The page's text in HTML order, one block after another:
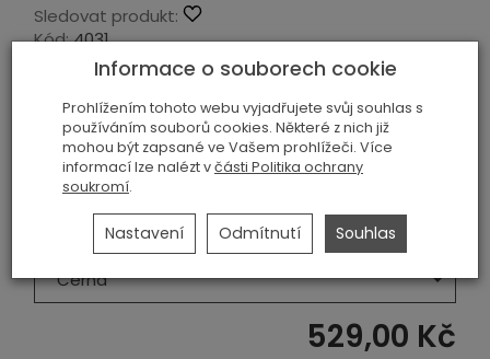
Sledovat produkt:
Kód:4031
Výrobce: BAG STREET
Historie ceny
Materiál
Polyester
Černá
529,00 Kč
Informace o souborech cookie
Prohlížením tohoto webu vyjadřujete svůj souhlas s
používáním souborů cookies. Některé z nich již
mohou být zapsané ve Vašem prohlížeči. Více
informací lze nalézt včásti Politika ochrany
soukromí.
Nastavení Odmítnutí Souhlas